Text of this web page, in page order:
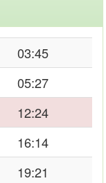
03:45
05:27
12:24
16:14
19:21